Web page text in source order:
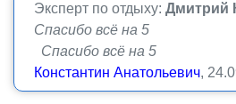
Эксперт по отдыху: Дмитрий
Спасибо всё на 5
Спасибо всё на 5
Константин Анатольевич,